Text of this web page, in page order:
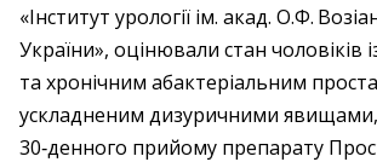
«Інститут урології ім. акад. О.Ф.
України», оцінювали стан чоловіків
та хронічним абактеріальним
ускладненим дизуричними явищами,
30‑денного прийому препарату